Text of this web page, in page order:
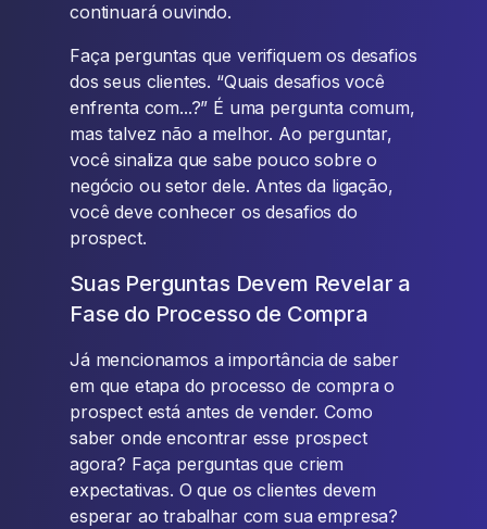
continuará ouvindo.
Faça perguntas que verifiquem os desafios
dos seus clientes. “Quais desafios você
enfrenta com...?” É uma pergunta comum,
mas talvez não a melhor. Ao perguntar,
você sinaliza que sabe pouco sobre o
negócio ou setor dele. Antes da ligação,
você deve conhecer os desafios do
prospect.
Suas Perguntas Devem Revelar a
Fase do Processo de Compra
Já mencionamos a importância de saber
em que etapa do processo de compra o
prospect está antes de vender. Como
saber onde encontrar esse prospect
agora? Faça perguntas que criem
expectativas. O que os clientes devem
esperar ao trabalhar com sua empresa?